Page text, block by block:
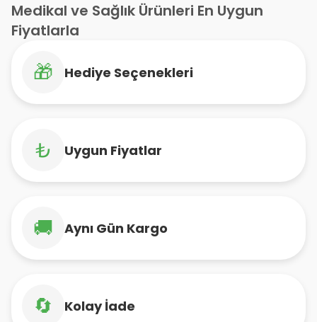
Medikal ve Sağlık Ürünleri En Uygun
Fiyatlarla
🎁 Hediye Seçenekleri
₺ Uygun Fiyatlar
🚚 Aynı Gün Kargo
🔄 Kolay İade